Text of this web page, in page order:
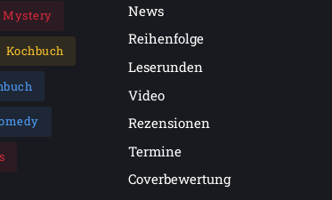
Mystery
Kochbuch
News
Reihenfolge
Leserunden
Video
Rezensionen
Termine
Coverbewertung